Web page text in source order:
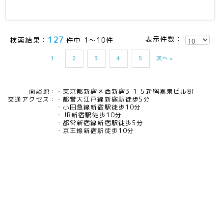
モダナイゼーション要件定義経験
計スキル
※自動車業界の知見があれば尚可
2026/4〜 要件定義〜
検索結果： 127 件中 1～10件 表示件数：
1 2 3 4 5 次へ »
面談地：
東京都新宿区西新宿3-1-5新宿嘉泉ビル8F
交通アクセス：
都営大江戸線新宿駅徒歩5分
小田急線新宿駅徒歩10分
JR新宿駅徒歩10分
都営新宿線新宿駅徒歩5分
京王線新宿駅徒歩10分